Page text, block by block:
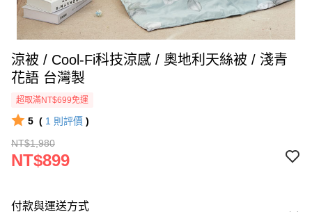
涼被 / Cool-Fi科技涼感 / 奧地利天絲被 / 淺青
花語 台灣製
超取滿NT$699免運
5 ( 1 則評價 )
NT$1,980
NT$899
付款與運送方式